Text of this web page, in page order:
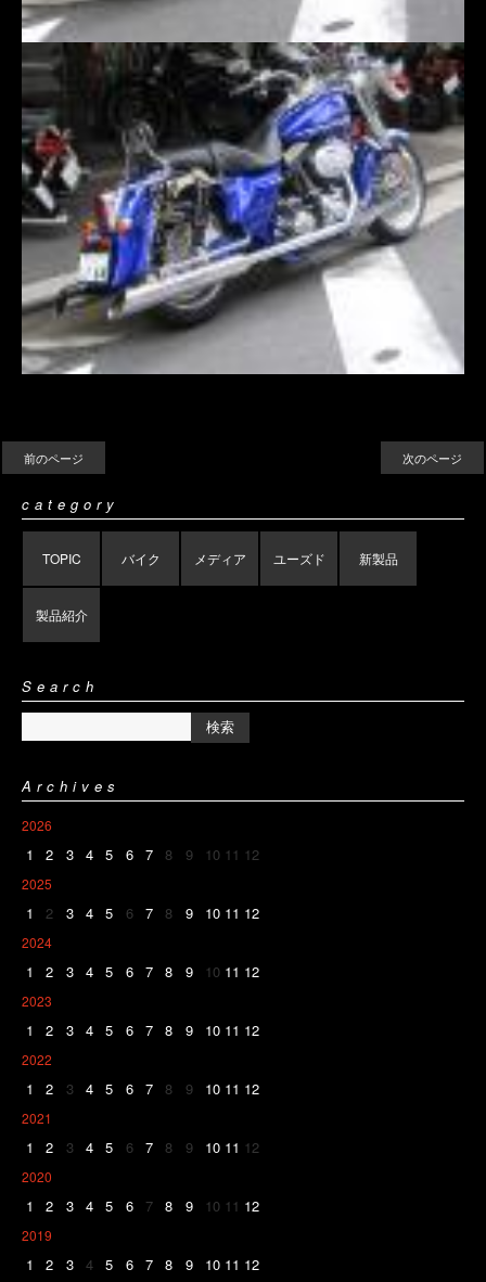
前のページ 次のページ
category
TOPIC バイク メディア ユーズド 新製品
製品紹介
Search
Archives
2026
1 2 3 4 5 6 7 8 9 10 11 12
2025
1 2 3 4 5 6 7 8 9 10 11 12
2024
1 2 3 4 5 6 7 8 9 10 11 12
2023
1 2 3 4 5 6 7 8 9 10 11 12
2022
1 2 3 4 5 6 7 8 9 10 11 12
2021
1 2 3 4 5 6 7 8 9 10 11 12
2020
1 2 3 4 5 6 7 8 9 10 11 12
2019
1 2 3 4 5 6 7 8 9 10 11 12